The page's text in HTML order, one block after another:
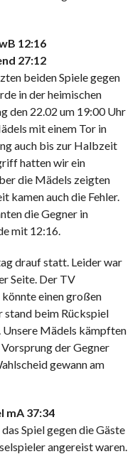
12:16
27:12
beiden Spiele gegen
in der heimischen
den 22.02 um 19:00 Uhr
mit einem Tor in
auch bis zur Halbzeit
hatten wir ein
die Mädels zeigten
kamen auch die Fehler.
die Gegner in
mit 12:16.
drauf statt. Leider war
Seite. Der TV
könnte einen großen
stand beim Rückspiel
Mädels kämpften
der Gegner
gewann am
mA 37:34
Spiel gegen die Gäste
angereist waren.